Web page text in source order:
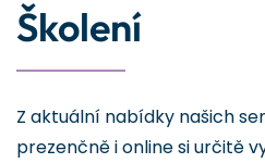
Školení
Z aktuální nabídky našich
prezenčně i online si určitě